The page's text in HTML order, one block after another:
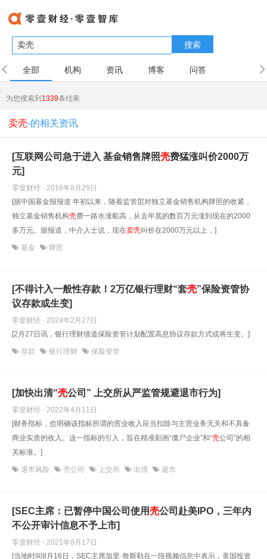
搜索
全部 机构 资讯 博客 问答
为您搜索到1339条结果
卖壳-的相关资讯
[互联网公司急于进入 基金销售牌照壳费猛涨叫价2000万
元]
零壹财经 · 2016年8月29日
[据中国基金报报道 年初以来，随着监管层对独立基金销售机构牌照的收紧，
独立基金销售机构壳费一路水涨船高，从去年底的数百万元涨到现在的2000
多万元。据报道，中介人士说，现在卖壳叫价在2000万元以上，]
基金 牌照
[不得计入一般性存款！2万亿银行理财“套壳”保险资管协
议存款或生变]
零壹财经 · 2024年2月27日
[2月27日讯，银行理财借道保险资管计划配置高息协议存款方式或将生变。]
存款 银行理财 保险资管
[加快出清“壳公司” 上交所从严监管规避退市行为]
零壹财经 · 2022年4月11日
[财务指标，也明确该指标所谓的营业收入应当扣除与主营业务无关和不具备
商业实质的收入。这一指标的引入，旨在精准刻画“僵尸企业”和“壳公司”的相
关标准。]
退市风险 壳公司 上交所 出清 退市
[SEC主席：已暂停中国公司使用壳公司赴美IPO，三年内
不公开审计信息不予上市]
零壹财经 · 2021年8月17日
[当地时间8月16日，SEC主席加里·詹斯勒在一段视频信息中表示，美国投资